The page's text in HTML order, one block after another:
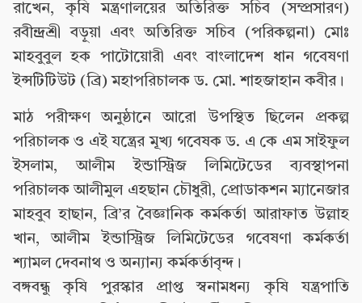
রাখেন, কৃষি মন্ত্রণালয়ের অতিরিক্ত সচিব (সম্প্রসারণ)
রবীন্দ্রশ্রী বড়ুয়া এবং অতিরিক্ত সচিব (পরিকল্পনা) মোঃ
মাহবুবুল হক পাটোয়োরী এবং বাংলাদেশ ধান গবেষণা
ইন্সটিটিউট (ব্রি) মহাপরিচালক ড. মো. শাহজাহান কবীর।
মাঠ পরীক্ষণ অনুষ্ঠানে আরো উপস্থিত ছিলেন প্রকল্প
পরিচালক ও এই যন্ত্রের মূখ্য গবেষক ড. এ কে এম সাইফুল
ইসলাম, আলীম ইন্ডাস্ট্রিজ লিমিটেডের ব্যবস্থাপনা
পরিচালক আলীমুল এহছান চৌধুরী, প্রোডাকশন ম্যানেজার
মাহবুব হাছান, ব্রি’র বৈজ্ঞানিক কর্মকর্তা আরাফাত উল্লাহ
খান, আলীম ইন্ডাস্ট্রিজ লিমিটেডের গবেষণা কর্মকর্তা
শ্যামল দেবনাথ ও অন্যান্য কর্মকর্তাবৃন্দ।
বঙ্গবন্ধু কৃষি পুরস্কার প্রাপ্ত স্বনামধন্য কৃষি যন্ত্রপাতি